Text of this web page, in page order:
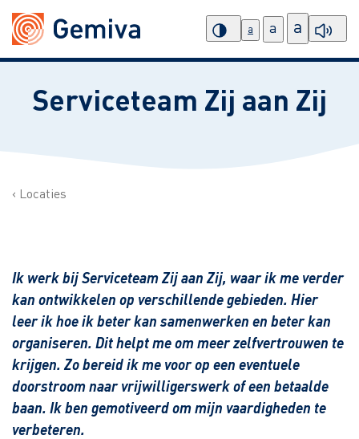
a a a
Serviceteam Zij aan Zij
Locaties
Ik werk bij Serviceteam Zij aan Zij, waar ik me verder
kan ontwikkelen op verschillende gebieden. Hier
leer ik hoe ik beter kan samenwerken en beter kan
organiseren. Dit helpt me om meer zelfvertrouwen te
krijgen. Zo bereid ik me voor op een eventuele
doorstroom naar vrijwilligerswerk of een betaalde
baan. Ik ben gemotiveerd om mijn vaardigheden te
verbeteren.